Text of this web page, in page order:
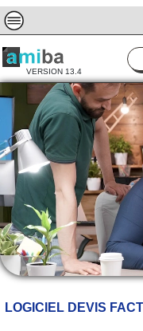
VERSION 13.4
LOGICIEL DEVIS